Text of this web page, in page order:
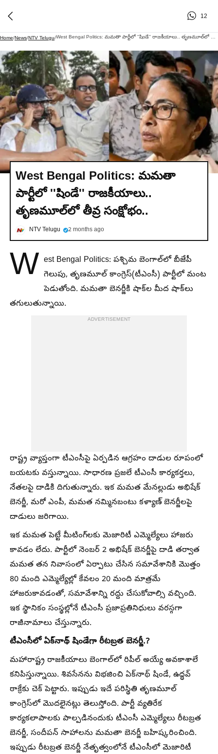
12
Home/News/NTV Telugu/
West Bengal Politics: మమతా
పార్టీలో ''షిండే'' రాజకీయాలు..
తృణమూల్‌లో తీవ్ర సంక్షోభం..
NTV Telugu 2 months ago
W est Bengal Politics: పశ్చిమ బెంగాల్‌లో బీజేపీ
గెలుపు, తృణమూల్ కాంగ్రెస్(టీఎంసీ) పార్టీలో మంట
పెడుతోంది. మమతా బెనర్జీకి షాక్‌ల మీద షాక్‌లు
తగులుతున్నాయి.
ADVERTISEMENT
రాష్ట్ర వ్యాప్తంగా టీఎంసీపై ఏర్పడిన ఆగ్రహం దాడుల రూపంలో
బయటకు వస్తున్నాయి. సాధారణ ప్రజలే టీఎంసీ కార్యకర్తలు,
నేతలపై దాడికి దిగుతున్నారు. ఇక మమత మేనల్లుడు అభిషేక్
బెనర్జీ, మరో ఎంపీ, మమత నమ్మినబంటు కళ్యాణ్ బెనర్జీలపై
దాడులు జరిగాయి.
ఇక మమత పెట్టే మీటింగ్‌లకు మెజారిటీ ఎమ్మెల్యేలు హాజరు
కావడం లేదు. పార్టీలో నెంబర్ 2 అభిషేక్ బెనర్జీపై దాడి తర్వాత
మమత తన నివాసంలో ఏర్పాటు చేసిన సమావేశానికి మొత్తం
80 మంది ఎమ్మెల్యేల్లో కేవలం 20 మంది మాత్రమే
హాజరుకావడంతో, సమావేశాన్ని రద్దు చేసుకోవాల్సి వచ్చింది.
ఇక స్థానికం సంస్థల్లోనే టీఎంసీ ప్రజాప్రతినిధులు వరస్గగా
రాజీనామాలు చేస్తున్నారు.
టీఎంసీలో ఏక్‌నాథ్ షిండేగా రీటబ్రత బెనర్జీ.?
మహారాష్ట్ర రాజకీయాలు బెంగాల్‌లో రిపీల్ అయ్యే అవకాశాలే
కనిపిస్తున్నాయి. శివసేనను విభజించి ఏక్‌నాథ్ షిండే, ఉద్ధవ్
ఠాక్రేకు చెక్ పెట్టారు. ఇప్పుడు ఇదే పరిస్థితి తృణమూల్
కాంగ్రెస్‌లో మొదలైనట్లు తెలుస్తోంది. పార్టీ వ్యతిరేక
కార్యకలాపాలకు పాల్పడినందుకు టీఎంసీ ఎమ్మెల్యేలు రీటబ్రత
బెనర్జీ, సందీపన్ సాహాలను మమతా బెనర్జీ బహిష్కరించింది.
ఇప్పుడు రీటబ్రత బెనర్జీ నేతృత్వంలోనే టీఎంసీలో మెజారిటీ